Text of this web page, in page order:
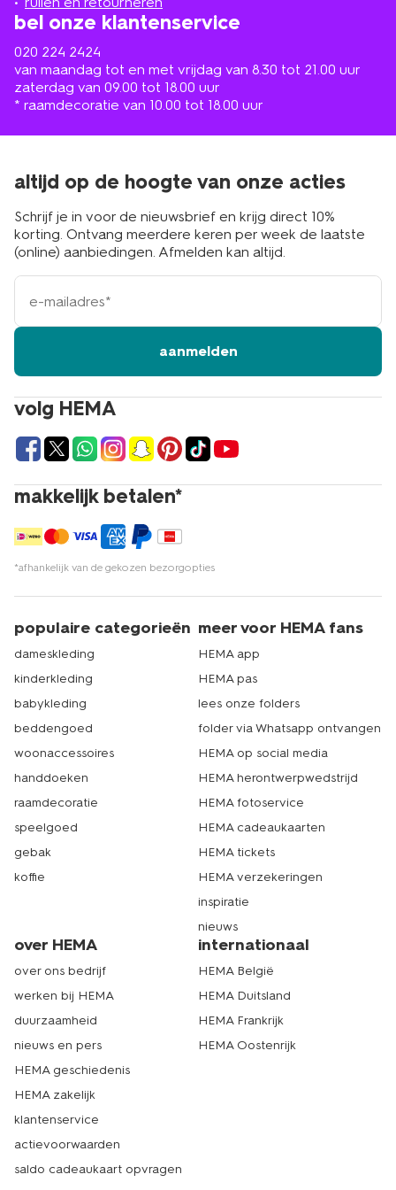
bel onze klantenservice
020 224 2424
van maandag tot en met vrijdag van 8.30 tot 21.00 uur
zaterdag van 09.00 tot 18.00 uur
* raamdecoratie van 10.00 tot 18.00 uur
volg HEMA
makkelijk betalen*
*afhankelijk van de gekozen bezorgopties
altijd op de hoogte van onze acties
Schrijf je in voor de nieuwsbrief en krijg direct 10%
korting. Ontvang meerdere keren per week de laatste
(online) aanbiedingen. Afmelden kan altijd.
e-
mailadres
aanmelden
populaire categorieën
dameskleding
kinderkleding
babykleding
beddengoed
woonaccessoires
handdoeken
raamdecoratie
speelgoed
gebak
koffie
meer voor HEMA fans
HEMA app
HEMA pas
lees onze folders
folder via Whatsapp ontvangen
HEMA op social media
HEMA herontwerpwedstrijd
HEMA fotoservice
HEMA cadeaukaarten
HEMA tickets
HEMA verzekeringen
inspiratie
nieuws
over HEMA
over ons bedrijf
werken bij HEMA
duurzaamheid
nieuws en pers
HEMA geschiedenis
HEMA zakelijk
klantenservice
actievoorwaarden
saldo cadeaukaart opvragen
internationaal
HEMA België
HEMA Duitsland
HEMA Frankrijk
HEMA Oostenrijk